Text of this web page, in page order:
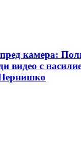
камера:
видео с